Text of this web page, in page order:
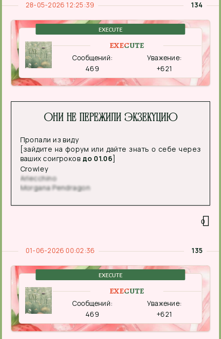
134
28-05-2026 12:25:39
EXECUTE
EXECUTE
Сообщений:
469
Уважение:
+621
Они не пережили экзекуцию
Пропали из виду
[зайдите на форум или дайте знать о себе через
ваших соигроков до 01.06]
Crowley
Arlecchino
Morgana Pendragon
0
135
01-06-2026 00:02:36
EXECUTE
EXECUTE
Сообщений:
469
Уважение:
+621